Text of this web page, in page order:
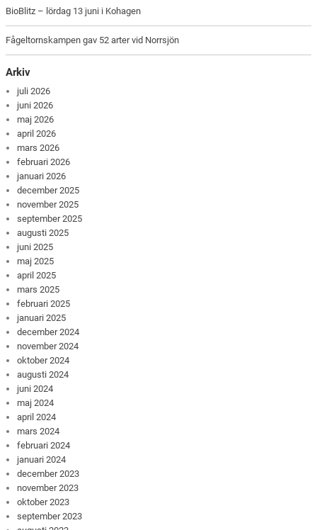
BioBlitz – lördag 13 juni i Kohagen
Fågeltornskampen gav 52 arter vid Norrsjön
Arkiv
juli 2026
juni 2026
maj 2026
april 2026
mars 2026
februari 2026
januari 2026
december 2025
november 2025
september 2025
augusti 2025
juni 2025
maj 2025
april 2025
mars 2025
februari 2025
januari 2025
december 2024
november 2024
oktober 2024
augusti 2024
juni 2024
maj 2024
april 2024
mars 2024
februari 2024
januari 2024
december 2023
november 2023
oktober 2023
september 2023